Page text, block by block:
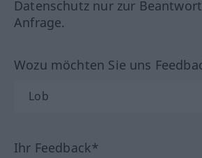
Datenschutz nur zur
Anfrage.
Wozu möchten Sie uns
Ihr Feedback*